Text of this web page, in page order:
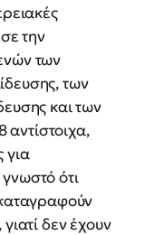
την
των
των
και των
αντίστοιχα,
για
ότι
δεν έχουν